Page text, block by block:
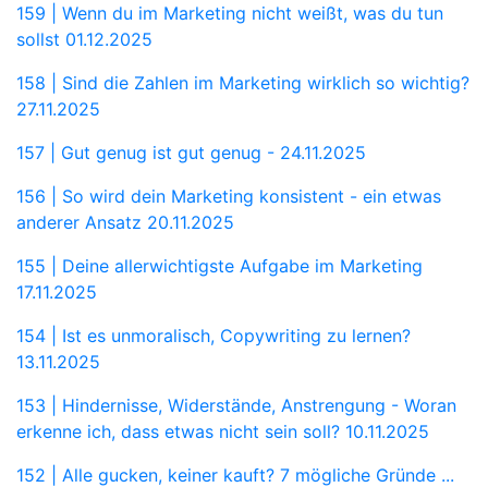
159 | Wenn du im Marketing nicht weißt, was du tun
sollst 01.12.2025
158 | Sind die Zahlen im Marketing wirklich so wichtig?
27.11.2025
157 | Gut genug ist gut genug - 24.11.2025
156 | So wird dein Marketing konsistent - ein etwas
anderer Ansatz 20.11.2025
155 | Deine allerwichtigste Aufgabe im Marketing
17.11.2025
154 | Ist es unmoralisch, Copywriting zu lernen?
13.11.2025
153 | Hindernisse, Widerstände, Anstrengung - Woran
erkenne ich, dass etwas nicht sein soll? 10.11.2025
152 | Alle gucken, keiner kauft? 7 mögliche Gründe ...